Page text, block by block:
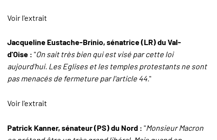
Voir l'extrait
Jacqueline Eustache-Brinio, sénatrice (LR) du Val-
d'Oise : "On sait très bien qui est visé par cette loi
aujourd'hui. Les Eglises et les temples protestants ne sont
pas menacés de fermeture par l'article 44."
Voir l'extrait
Patrick Kanner, sénateur (PS) du Nord : "Monsieur Macron